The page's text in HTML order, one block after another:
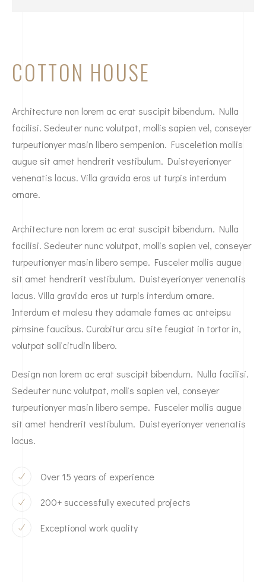
COTTON HOUSE
Architecture non lorem ac erat suscipit bibendum. Nulla
facilisi. Sedeuter nunc volutpat, mollis sapien vel, conseyer
turpeutionyer masin libero sempenion. Fusceletion mollis
augue sit amet hendrerit vestibulum. Duisteyerionyer
venenatis lacus. Villa gravida eros ut turpis interdum
ornare.
Architecture non lorem ac erat suscipit bibendum. Nulla
facilisi. Sedeuter nunc volutpat, mollis sapien vel, conseyer
turpeutionyer masin libero sempe. Fusceler mollis augue
sit amet hendrerit vestibulum. Duisteyerionyer venenatis
lacus. Villa gravida eros ut turpis interdum ornare.
Interdum et malesu they adamale fames ac anteipsu
pimsine faucibus. Curabitur arcu site feugiat in tortor in,
volutpat sollicitudin libero.
Design non lorem ac erat suscipit bibendum. Nulla facilisi.
Sedeuter nunc volutpat, mollis sapien vel, conseyer
turpeutionyer masin libero sempe. Fusceler mollis augue
sit amet hendrerit vestibulum. Duisteyerionyer venenatis
lacus.
Over 15 years of experience
200+ successfully executed projects
Exceptional work quality